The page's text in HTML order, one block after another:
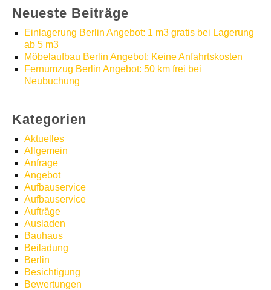
Neueste Beiträge
Einlagerung Berlin Angebot: 1 m3 gratis bei Lagerung
ab 5 m3
Möbelaufbau Berlin Angebot: Keine Anfahrtskosten
Fernumzug Berlin Angebot: 50 km frei bei
Neubuchung
Kategorien
Aktuelles
Allgemein
Anfrage
Angebot
Aufbauservice
Aufbauservice
Aufträge
Ausladen
Bauhaus
Beiladung
Berlin
Besichtigung
Bewertungen